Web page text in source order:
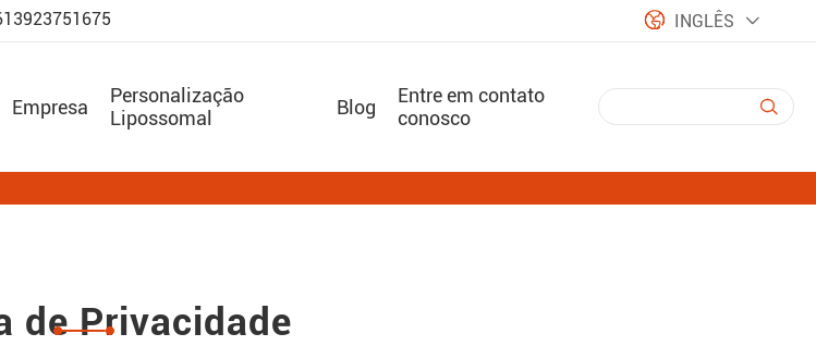
 INGLÊS 
Empresa
Personalização
Lipossomal
Blog
Entre em contato
conosco

de Privacidade